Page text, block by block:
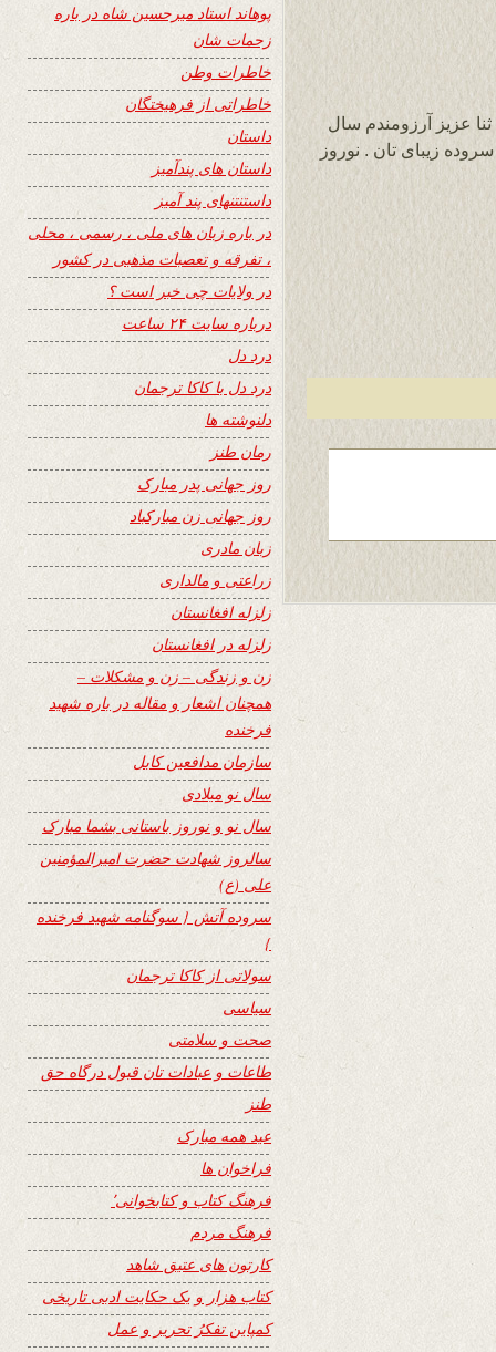
عزیز آرزومندم سال
زیبای تان . نوروز
پوهاند استاد میرحسین شاه در باره
زحمات شان
خاطرات وطن
خاطراتی از فرهیختگان
داستان
داستان های پندآمیز
داستنتنهای پند آمیز
در باره زبان های ملی ، رسمی ، محلی
، تفرقه و تعصبات مذهبی در کشور
در ولایات چی خبر است ؟
درباره سایت ۲۴ ساعت
درد دل
درد دل با کاکا ترجمان
دلنوشته ها
رمان طنز
روز جهانی پدر مبارک
روز جهانی زن مبارکباد
زبان مادری
زراعتی و مالداری
زلزله افغانستان
زلزله در افغانستان
زن و زندگی – زن و مشکلات –
همچنان اشعار و مقاله در باره شهید
فرخنده
سازمان مدافعین کابل
سال نو میلادی
سال نو و نوروز باستانی بشما مبارک
سالروز شهادت حضرت امیرالمؤمنین
علی (ع)
سروده آتش { سوگنامه شهید فرخنده
}
سولاتی از کاکا ترجمان
سیاسی
صحت و سلامتی
طاعات و عبادات تان قبول درگاه حق
طنز
عید همه مبارک
فراخوان ها
فرهنگ کتاب و کتابخوانی٬
فرهنگ مردم
کارتون های عتیق شاهد
کتاب هزار و یک حکایت ادبی تاریخی
کمپاین تفکرُ تحریر و عمل